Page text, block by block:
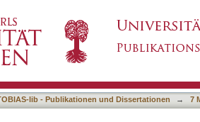
Oxidoreductase
lib - Publikationen und Dissertationen → 7